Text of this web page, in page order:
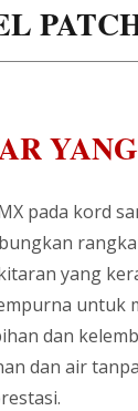
pada kord
yang
untuk
dan
dan air